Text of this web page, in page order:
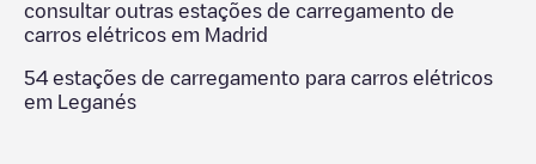
consultar outras estações de carregamento de
carros elétricos em Madrid
54 estações de carregamento para carros elétricos
em
Leganés